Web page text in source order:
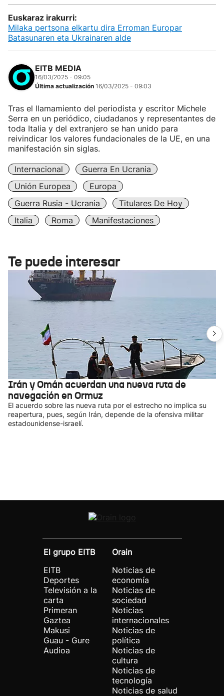
Euskaraz irakurri:
Milaka pertsona elkartu dira Erroman Europar
Batasunaren eta Ukrainaren alde
EITB MEDIA
16/03/2025 - 09:05
Última actualización 16/03/2025 - 09:03
Tras el llamamiento del periodista y escritor Michele
Serra en un periódico, ciudadanos y representantes de
toda Italia y del extranjero se han unido para
reivindicar los valores fundacionales de la UE, en una
manifestación sin siglas.
Internacional
Guerra En Ucrania
Unión Europea
Europa
Guerra Rusia - Ucrania
Titulares De Hoy
Italia
Roma Manifestaciones
Te puede interesar
Irán y Omán acuerdan una nueva ruta de
navegación en Ormuz
El acuerdo sobre las nueva ruta por el estrecho no implica su
reapertura, pues, según Irán, depende de la ofensiva militar
estadounidense-israelí.
El grupo EITB
EITB
Deportes
Televisión a la
carta
Primeran
Gaztea
Makusi
Guau - Gure
Audioa
Orain
Noticias de
economía
Noticias de
sociedad
Noticias
internacionales
Noticias de
política
Noticias de
cultura
Noticias de
tecnología
Noticias de salud